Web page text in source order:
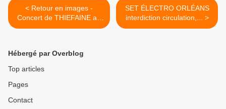
< Retour en images -
Concert de THIEFAINE au
Printemps de Bourges -
SET ÉLECTRO ORLÉANS
interdiction circulation,... >
Hébergé par Overblog
Top articles
Pages
Contact